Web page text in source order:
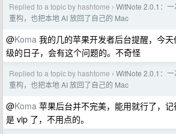
Replied to a topic by hashtome › WitNote 2.0.1：
重构，也把本地 AI 放回了自己的 Mac
@Koma 我的几的苹果开发者后台提醒，今
级的日子，会有这个问题的。不奇怪
Replied to a topic by hashtome › WitNote 2.0.1：
重构，也把本地 AI 放回了自己的 Mac
@Koma 苹果后台并不完美，能用就行了，
是 vip 了，不用点的。